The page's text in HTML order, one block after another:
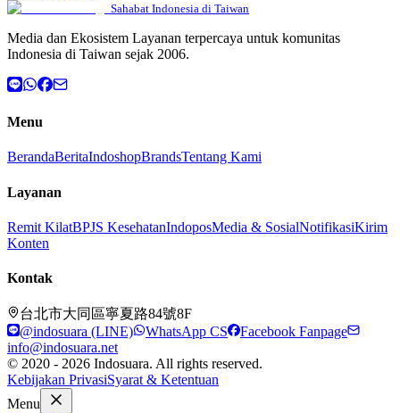
Sahabat Indonesia di Taiwan
Media dan Ekosistem Layanan terpercaya untuk komunitas
Indonesia di Taiwan sejak 2006.
Menu
BerandaBeritaIndoshopBrandsTentang Kami
Layanan
Remit KilatBPJS KesehatanIndoposMedia & SosialNotifikasiKirim
Konten
Kontak
台北市大同區寧夏路84號8F
@indosuara (LINE)
WhatsApp CS
Facebook Fanpage
info@indosuara.net
© 2020 - 2026 Indosuara. All rights reserved.
Kebijakan PrivasiSyarat & Ketentuan
Menu